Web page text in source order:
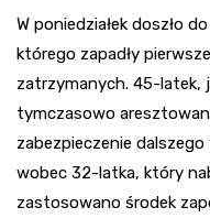
W poniedziałek doszło
którego zapadły
zatrzymanych. 45-latek,
tymczasowo
zabezpieczenie
wobec 32-latka, który
zastosowano środek